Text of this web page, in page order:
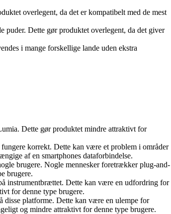
overlegent, da det er kompatibelt med de mest
Dette gør produktet overlegent, da det giver
i mange forskellige lande uden ekstra
Dette gør produktet mindre attraktivt for
korrekt. Dette kan være et problem i områder
af en smartphones dataforbindelse.
brugere. Nogle mennesker foretrækker plug-and-
brugere.
instrumentbrættet. Dette kan være en udfordring for
for denne type brugere.
disse platforme. Dette kan være en ulempe for
og mindre attraktivt for denne type brugere.